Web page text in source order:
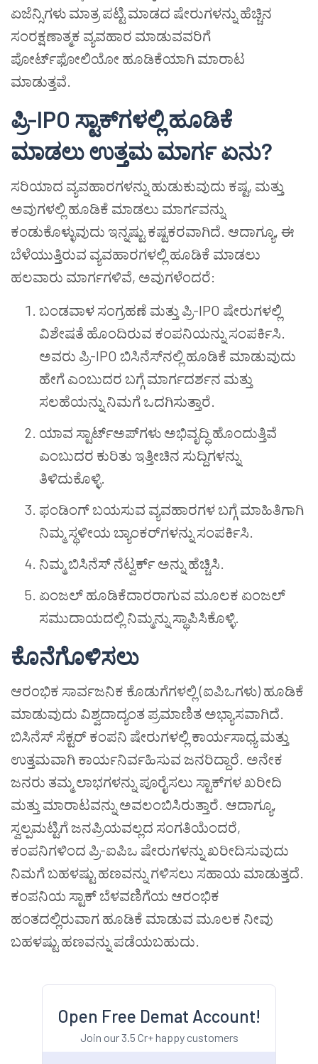
ಏಜೆನ್ಸಿಗಳು ಮಾತ್ರ ಪಟ್ಟಿ ಮಾಡದ ಷೇರುಗಳನ್ನು ಹೆಚ್ಚಿನ
ಸಂರಕ್ಷಣಾತ್ಮಕ ವ್ಯವಹಾರ ಮಾಡುವವರಿಗೆ
ಪೋರ್ಟ್‌ಫೋಲಿಯೋ ಹೂಡಿಕೆಯಾಗಿ ಮಾರಾಟ
ಮಾಡುತ್ತವೆ.
ಪ್ರಿ-IPO ಸ್ಟಾಕ್‌ಗಳಲ್ಲಿ ಹೂಡಿಕೆ
ಮಾಡಲು ಉತ್ತಮ ಮಾರ್ಗ ಏನು?
ಸರಿಯಾದ ವ್ಯವಹಾರಗಳನ್ನು ಹುಡುಕುವುದು ಕಷ್ಟ, ಮತ್ತು
ಅವುಗಳಲ್ಲಿ ಹೂಡಿಕೆ ಮಾಡಲು ಮಾರ್ಗವನ್ನು
ಕಂಡುಕೊಳ್ಳುವುದು ಇನ್ನಷ್ಟು ಕಷ್ಟಕರವಾಗಿದೆ. ಆದಾಗ್ಯೂ, ಈ
ಬೆಳೆಯುತ್ತಿರುವ ವ್ಯವಹಾರಗಳಲ್ಲಿ ಹೂಡಿಕೆ ಮಾಡಲು
ಹಲವಾರು ಮಾರ್ಗಗಳಿವೆ, ಅವುಗಳೆಂದರೆ:
ಬಂಡವಾಳ ಸಂಗ್ರಹಣೆ ಮತ್ತು ಪ್ರಿ-IPO ಷೇರುಗಳಲ್ಲಿ
ವಿಶೇಷತೆ ಹೊಂದಿರುವ ಕಂಪನಿಯನ್ನು ಸಂಪರ್ಕಿಸಿ.
ಅವರು ಪ್ರಿ-IPO ಬಿಸಿನೆಸ್‌ನಲ್ಲಿ ಹೂಡಿಕೆ ಮಾಡುವುದು
ಹೇಗೆ ಎಂಬುದರ ಬಗ್ಗೆ ಮಾರ್ಗದರ್ಶನ ಮತ್ತು
ಸಲಹೆಯನ್ನು ನಿಮಗೆ ಒದಗಿಸುತ್ತಾರೆ.
ಯಾವ ಸ್ಟಾರ್ಟ್‌ಅಪ್‌ಗಳು ಅಭಿವೃದ್ಧಿ ಹೊಂದುತ್ತಿವೆ
ಎಂಬುದರ ಕುರಿತು ಇತ್ತೀಚಿನ ಸುದ್ದಿಗಳನ್ನು
ತಿಳಿದುಕೊಳ್ಳಿ.
ಫಂಡಿಂಗ್ ಬಯಸುವ ವ್ಯವಹಾರಗಳ ಬಗ್ಗೆ ಮಾಹಿತಿಗಾಗಿ
ನಿಮ್ಮ ಸ್ಥಳೀಯ ಬ್ಯಾಂಕರ್‌ಗಳನ್ನು ಸಂಪರ್ಕಿಸಿ.
ನಿಮ್ಮ ಬಿಸಿನೆಸ್ ನೆಟ್ವರ್ಕ್ ಅನ್ನು ಹೆಚ್ಚಿಸಿ.
ಏಂಜಲ್ ಹೂಡಿಕೆದಾರರಾಗುವ ಮೂಲಕ ಏಂಜಲ್
ಸಮುದಾಯದಲ್ಲಿ ನಿಮ್ಮನ್ನು ಸ್ಥಾಪಿಸಿಕೊಳ್ಳಿ.
ಕೊನೆಗೊಳಿಸಲು
ಆರಂಭಿಕ ಸಾರ್ವಜನಿಕ ಕೊಡುಗೆಗಳಲ್ಲಿ (ಐಪಿಒಗಳು) ಹೂಡಿಕೆ
ಮಾಡುವುದು ವಿಶ್ವದಾದ್ಯಂತ ಪ್ರಮಾಣಿತ ಅಭ್ಯಾಸವಾಗಿದೆ.
ಬಿಸಿನೆಸ್ ಸೆಕ್ಟರ್ ಕಂಪನಿ ಷೇರುಗಳಲ್ಲಿ ಕಾರ್ಯಸಾಧ್ಯ ಮತ್ತು
ಉತ್ತಮವಾಗಿ ಕಾರ್ಯನಿರ್ವಹಿಸುವ ಜನರಿದ್ದಾರೆ. ಅನೇಕ
ಜನರು ತಮ್ಮ ಲಾಭಗಳನ್ನು ಪೂರೈಸಲು ಸ್ಟಾಕ್‌ಗಳ ಖರೀದಿ
ಮತ್ತು ಮಾರಾಟವನ್ನು ಅವಲಂಬಿಸಿರುತ್ತಾರೆ. ಆದಾಗ್ಯೂ,
ಸ್ವಲ್ಪಮಟ್ಟಿಗೆ ಜನಪ್ರಿಯವಲ್ಲದ ಸಂಗತಿಯೆಂದರೆ,
ಕಂಪನಿಗಳಿಂದ ಪ್ರಿ-ಐಪಿಒ ಷೇರುಗಳನ್ನು ಖರೀದಿಸುವುದು
ನಿಮಗೆ ಬಹಳಷ್ಟು ಹಣವನ್ನು ಗಳಿಸಲು ಸಹಾಯ ಮಾಡುತ್ತದೆ.
ಕಂಪನಿಯ ಸ್ಟಾಕ್ ಬೆಳವಣಿಗೆಯ ಆರಂಭಿಕ
ಹಂತದಲ್ಲಿರುವಾಗ ಹೂಡಿಕೆ ಮಾಡುವ ಮೂಲಕ ನೀವು
ಬಹಳಷ್ಟು ಹಣವನ್ನು ಪಡೆಯಬಹುದು.
Open Free Demat Account!
Join our 3.5 Cr+ happy customers